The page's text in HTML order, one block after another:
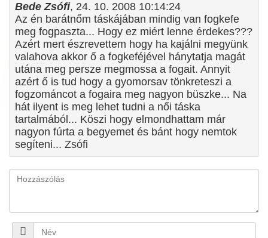
Bede Zsófi, 24. 10. 2008 10:14:24
Az én barátnőm táskájában mindig van fogkefe
meg fogpaszta... Hogy ez miért lenne érdekes???
Azért mert észrevettem hogy ha kajálni megyünk
valahova akkor ő a fogkeféjével hánytatja magát
utána meg persze megmossa a fogait. Annyit
azért ő is tud hogy a gyomorsav tönkreteszi a
fogzománcot a fogaira meg nagyon büszke... Na
hát ilyent is meg lehet tudni a női táska
tartalmából... Köszi hogy elmondhattam már
nagyon fúrta a begyemet és bánt hogy nemtok
segíteni... Zsófi